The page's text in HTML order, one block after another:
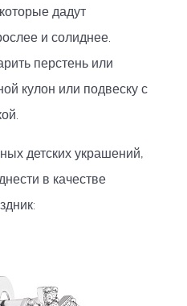
дадут
и солиднее.
перстень или
кулон или подвеску с
детских украшений,
в качестве